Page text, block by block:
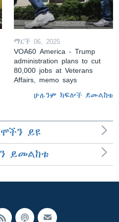
ማርች 06, 2025
VOA60 America - Trump
administration plans to cut
80,000 jobs at Veterans
Affairs, memo says
ሁሉንም ክፍሎች ይመልከቱ
ይዩ
ይመልከቱ